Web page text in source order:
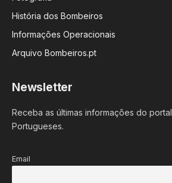
História dos Bombeiros
Informações Operacionais
Arquivo Bombeiros.pt
Newsletter
Receba as últimas informações do
Portugueses.
Email